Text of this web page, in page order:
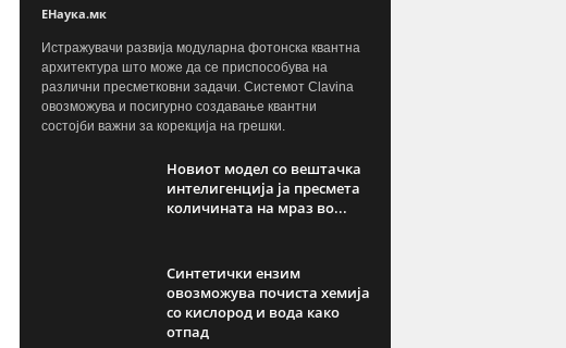
ЕНаука.мк
Истражувачи развија модуларна фотонска квантна
архитектура што може да се приспособува на
различни пресметковни задачи. Системот Clavina
овозможува и посигурно создавање квантни
состојби важни за корекција на грешки.
Новиот модел со вештачка
интелигенција ја пресмета
количината на мраз во...
Синтетички ензим
овозможува почиста хемија
со кислород и вода како
отпад